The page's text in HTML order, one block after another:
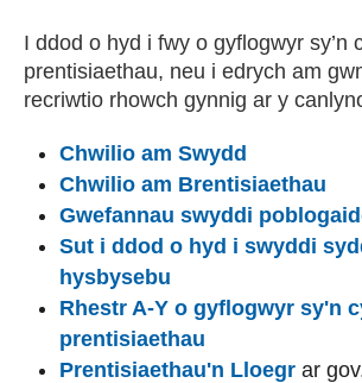
I ddod o hyd i fwy o gyflogwyr sy’n
prentisiaethau, neu i edrych am
recriwtio rhowch gynnig ar y
Chwilio am Swydd
Chwilio am Brentisiaethau
Gwefannau swyddi
Sut i ddod o hyd i swyddi
hysbysebu
Rhestr A-Y o gyflogwyr sy'n
prentisiaethau
Prentisiaethau'n Lloegr ar